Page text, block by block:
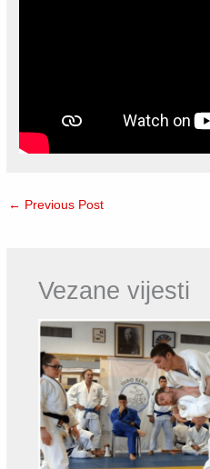
← Previous Post
Vezane vijesti